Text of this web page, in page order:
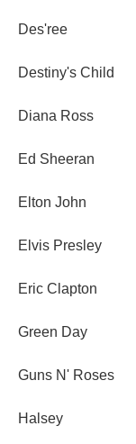
Des'ree
Destiny's Child
Diana Ross
Ed Sheeran
Elton John
Elvis Presley
Eric Clapton
Green Day
Guns N' Roses
Halsey